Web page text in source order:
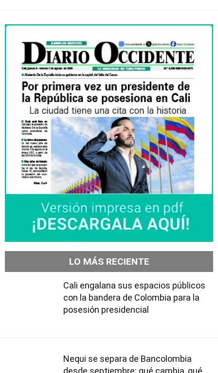
LO MÁS RECIENTE
Cali engalana sus espacios públicos
con la bandera de Colombia para la
posesión presidencial
Nequi se separa de Bancolombia
desde septiembre: qué cambia, qué